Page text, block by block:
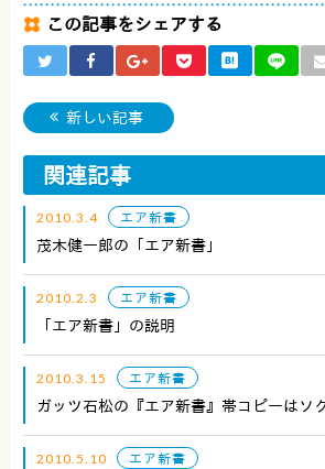
この記事をシェアする
新しい記事
関連記事
2010.3.4 エア新書
茂木健一郎の「エア新書」
2010.2.3 エア新書
「エア新書」の説明
2010.3.15 エア新書
ガッツ石松の『エア新書』帯コピーはソ
2010.5.10 エア新書